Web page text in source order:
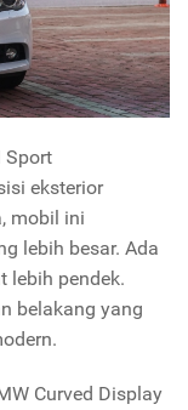
Sport
eksterior
mobil ini
lebih besar. Ada
lebih pendek.
belakang yang
Curved Display